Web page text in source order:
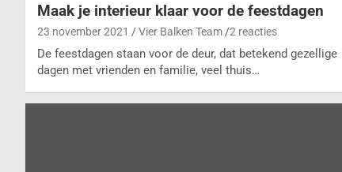
Maak je interieur klaar voor de feestdagen
23 november 2021 Vier Balken Team 2 reacties
De feestdagen staan voor de deur, dat betekend gezellige
dagen met vrienden en familie, veel thuis…